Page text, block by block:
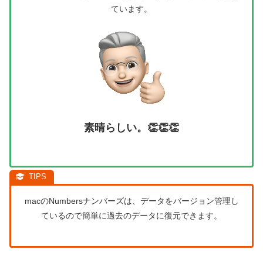
ています。
素晴らしい。👏👏👏
macのNumbersナンバーズは、データをバージョン管理し
ているので簡単に過去のデータに復元できます。